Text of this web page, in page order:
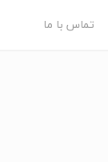
تماس با ما